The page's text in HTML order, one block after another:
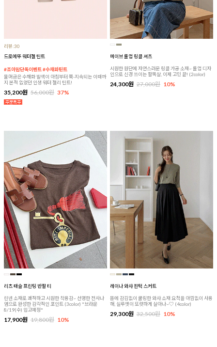
리뷰:30
드로에뚜 워터젤 틴트
#조아맘단독이벤트 #수채화틴트
물머금은 수채화 발색이 아침부터 쭉-지속되는 이때까
지 본적 없었던 인생 워터 젤리 틴트!
35,200원 56,000원 37%
메이브 롤업 링클 셔츠
시원한 원단에 자연스러운 링클 가공 소재~ 롤업 디자
인으로 신경 쓰이는 팔뚝살, 이제 고민 끝! (2color)
24,300원 27,000원 10%
리츠 태슬 프린팅 반팔 티
린넨 소재로 쾌적하고 시원한 착용감~ 선명한 전사나
염으로 완성한 감각적인 포인트 (3color) *브라운
8/19(수) 입고예정*
17,900원 19,800원 10%
레이나 와샤 핀턱 스커트
몸에 감김없이 쿨링한 와샤 소재 요척을 아낌없이 사용
해, 실루엣이 또렷하게 살아나~♡ (4color)
29,300원 32,500원 10%